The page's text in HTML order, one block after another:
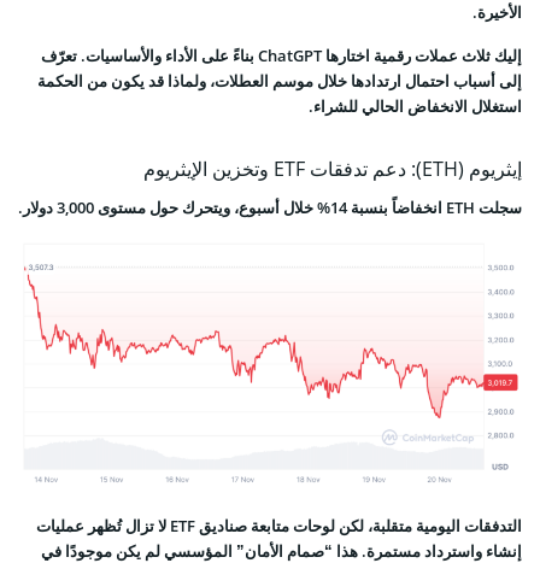
الأخيرة.
إليك ثلاث عملات رقمية اختارها ChatGPT بناءً على الأداء والأساسيات. تعرّف
إلى أسباب احتمال ارتدادها خلال موسم العطلات، ولماذا قد يكون من الحكمة
استغلال الانخفاض الحالي للشراء.
إيثريوم (ETH): دعم تدفقات ETF وتخزين الإيثريوم
سجلت ETH انخفاضاً بنسبة 14% خلال أسبوع، ويتحرك حول مستوى 3,000 دولار.
التدفقات اليومية متقلبة، لكن لوحات متابعة صناديق ETF لا تزال تُظهر عمليات
إنشاء واسترداد مستمرة. هذا “صمام الأمان” المؤسسي لم يكن موجودًا في